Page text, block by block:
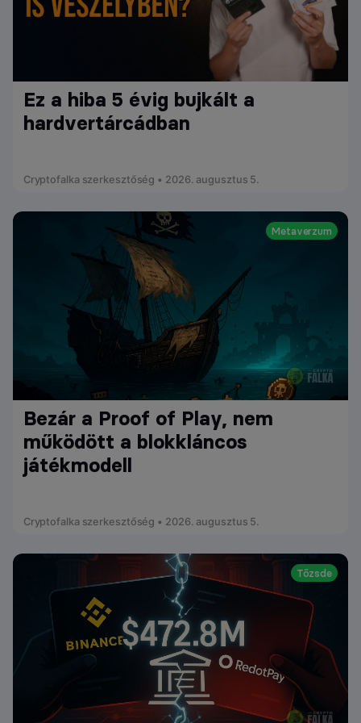
Ez a hiba 5 évig bujkált a
hardvertárcádban
Cryptofalka szerkesztőség • 2026. augusztus 5.
Metaverzum
Bezár a Proof of Play, nem
működött a blokkláncos
játékmodell
Cryptofalka szerkesztőség • 2026. augusztus 5.
Tőzsde